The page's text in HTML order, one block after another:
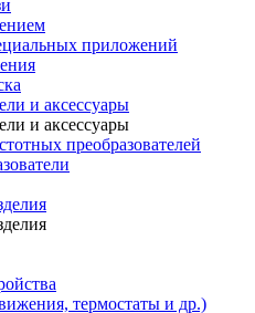
приложений
и аксессуары
и аксессуары
преобразователей
термостаты и др.)